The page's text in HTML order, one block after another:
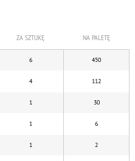
ZA SZTUKĘ NA PALETĘ
6 450
4 112
1 30
1 6
1 2